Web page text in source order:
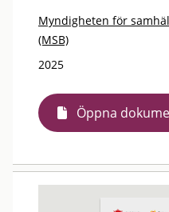
Myndigheten för
(MSB)
2025
Öppna